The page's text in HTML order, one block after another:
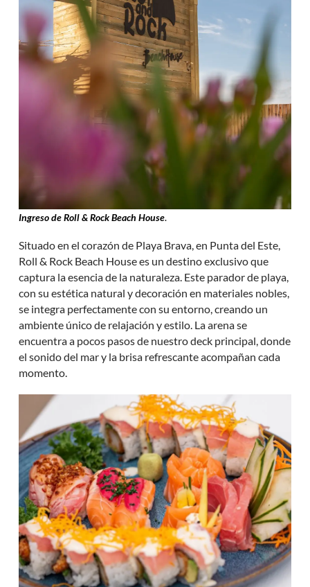
Ingreso de Roll & Rock Beach House.
Situado en el corazón de Playa Brava, en Punta del Este,
Roll & Rock Beach House es un destino exclusivo que
captura la esencia de la naturaleza. Este parador de playa,
con su estética natural y decoración en materiales nobles,
se integra perfectamente con su entorno, creando un
ambiente único de relajación y estilo. La arena se
encuentra a pocos pasos de nuestro deck principal, donde
el sonido del mar y la brisa refrescante acompañan cada
momento.